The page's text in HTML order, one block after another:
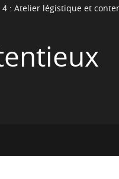
4 : Atelier légistique et